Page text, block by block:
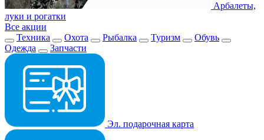
Арбалеты,
луки и рогатки
Все акции
Техника
Охота Рыбалка Туризм
Обувь
Одежда
Запчасти
Эл. подарочная карта